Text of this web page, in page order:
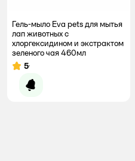
Гель-мыло Eva pets для мытья
лап животных с
хлоргексидином и экстрактом
зеленого чая 460мл
Рейтинг:
5
Уведомить о появлении